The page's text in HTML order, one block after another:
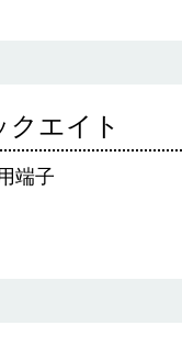
クエイト
端子